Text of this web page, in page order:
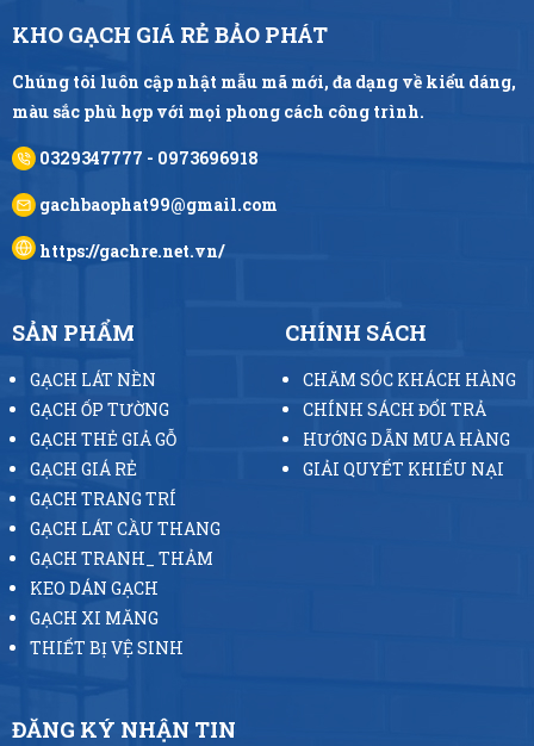
KHO GẠCH GIÁ RẺ BẢO PHÁT
Chúng tôi luôn cập nhật mẫu mã mới, đa dạng về kiểu dáng,
màu sắc phù hợp với mọi phong cách công trình.
0329347777 - 0973696918
gachbaophat99@gmail.com
https://gachre.net.vn/
SẢN PHẨM
GẠCH LÁT NỀN
GẠCH ỐP TƯỜNG
GẠCH THẺ GIẢ GỖ
GẠCH GIÁ RẺ
GẠCH TRANG TRÍ
GẠCH LÁT CẦU THANG
GẠCH TRANH_ THẢM
KEO DÁN GẠCH
GẠCH XI MĂNG
THIẾT BỊ VỆ SINH
CHÍNH SÁCH
CHĂM SÓC KHÁCH HÀNG
CHÍNH SÁCH ĐỔI TRẢ
HƯỚNG DẪN MUA HÀNG
GIẢI QUYẾT KHIẾU NẠI
ĐĂNG KÝ NHẬN TIN